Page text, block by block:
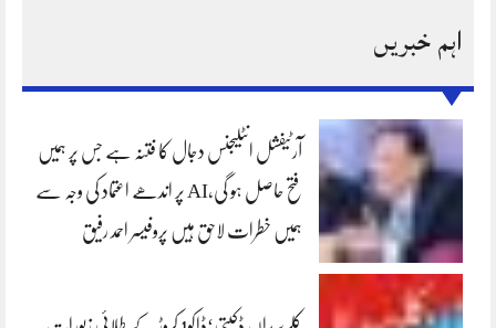
اہم خبریں
آرٹیفشل انٹلیجنس دجال کا فتنہ ہے جس پر ہمیں
فتح حاصل ہو گی،AI پر اندھے اعتماد کی وجہ سے
ہمیں خطرات لاحق ہیں پروفیسر احمد رفیق